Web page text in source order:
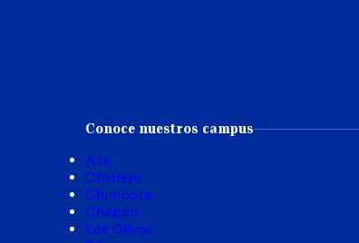
Conoce nuestros campus
Ate
Chiclayo
Chimbote
Chepén
Los Olivos